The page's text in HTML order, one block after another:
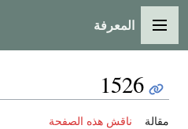
القائمة الرئيسية
المعرفة
1526
مقالة ناقش هذه الصفحة